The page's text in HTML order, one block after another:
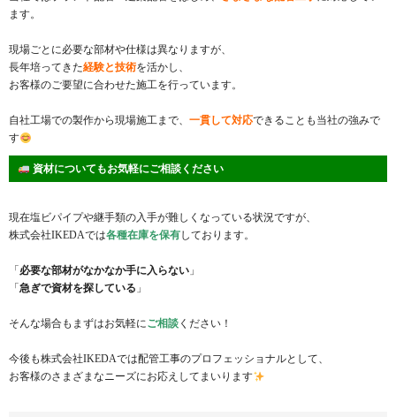
ます。
現場ごとに必要な部材や仕様は異なりますが、
長年培ってきた経験と技術を活かし、
お客様のご要望に合わせた施工を行っています。
自社工場での製作から現場施工まで、 一貫して対応できることも当社の強みで
す
資材についてもお気軽にご相談ください
現在塩ビパイプや継手類の入手が難しくなっている状況ですが、
株式会社IKEDAでは各種在庫を保有しております。
「 必要な部材がなかなか手に入らない 」
「 急ぎで資材を探している 」
そんな場合もまずはお気軽にご相談 ください！
今後も株式会社IKEDAでは配管工事のプロフェッショナルとして、
お客様のさまざまなニーズにお応えしてまいります